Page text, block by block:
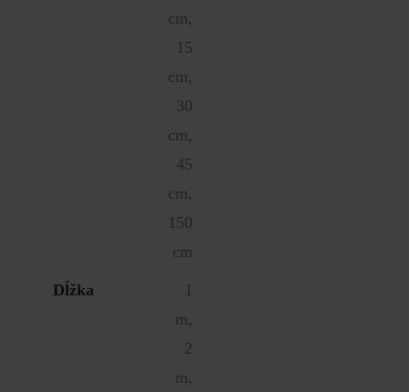
cm,
15
cm,
30
cm,
45
cm,
150
cm
Dĺžka
1
m,
2
m,